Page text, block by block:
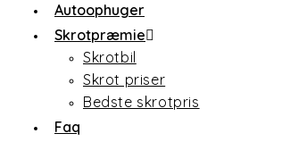
Autoophuger
Skrotpræmie
Skrotbil
Skrot priser
Bedste skrotpris
Faq